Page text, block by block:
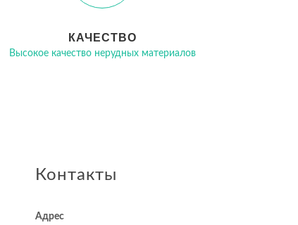
КАЧЕСТВО
Высокое качество нерудных материалов
Контакты
Адрес